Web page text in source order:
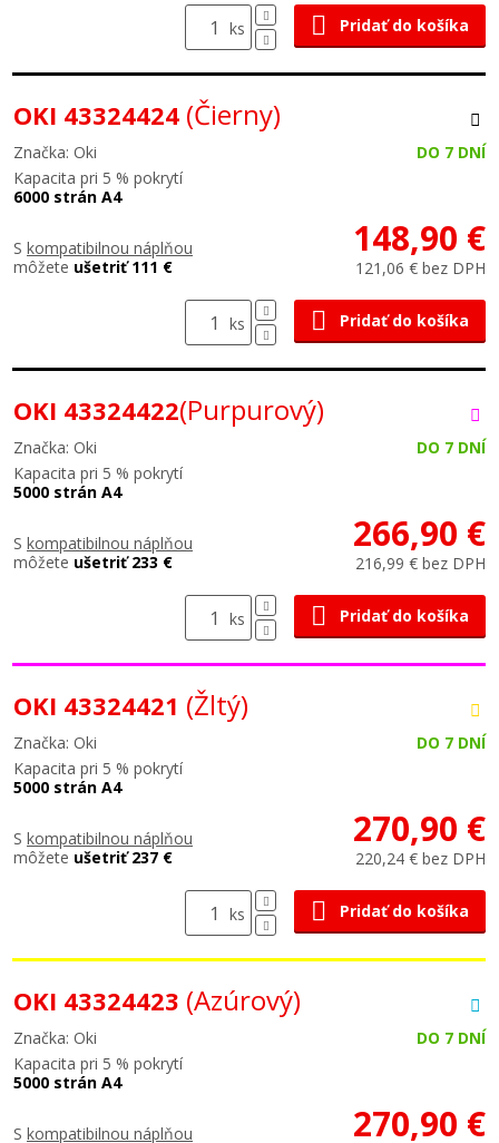
ks Pridať do košíka
OKI 43324424 (Čierny)
Značka: Oki
DO 7 DNÍ
Kapacita pri 5 % pokrytí
6000 strán A4
S kompatibilnou náplňou
môžete ušetriť 111 €
148,90 €
121,06 € bez DPH
ks Pridať do košíka
OKI 43324422(Purpurový)
Značka: Oki
DO 7 DNÍ
Kapacita pri 5 % pokrytí
5000 strán A4
S kompatibilnou náplňou
môžete ušetriť 233 €
266,90 €
216,99 € bez DPH
ks Pridať do košíka
OKI 43324421 (Žltý)
Značka: Oki
DO 7 DNÍ
Kapacita pri 5 % pokrytí
5000 strán A4
S kompatibilnou náplňou
môžete ušetriť 237 €
270,90 €
220,24 € bez DPH
ks Pridať do košíka
OKI 43324423 (Azúrový)
Značka: Oki
DO 7 DNÍ
Kapacita pri 5 % pokrytí
5000 strán A4
S kompatibilnou náplňou
270,90 €